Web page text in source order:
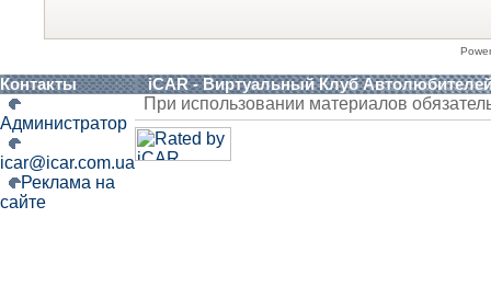
Контакты iCAR - Виртуальный Клуб
Администратор
icar@icar.com.ua
Реклама на
сайте
При использовании материалов